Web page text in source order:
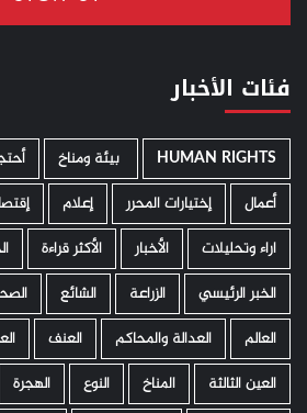
فئات الأخبار
HUMAN RIGHTS ­ بيئة ومناخ
أعمال
إختيارات المحرر إعلام
اراء وتحليلات
الأخبار الأكثر قراءة
الخبر الرئيسي
الزراعة الشائع
العالم
العدالة والمحاكم العنف
العين الثالثة
المناخ النوع الهجرة